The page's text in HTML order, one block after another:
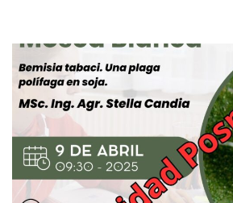
Aviso
importante